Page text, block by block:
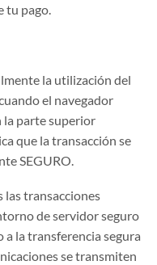
tu pago.
la utilización del
el navegador
la parte superior
que la transacción se
SEGURO.
las transacciones
de servidor seguro
a la transferencia segura
se transmiten